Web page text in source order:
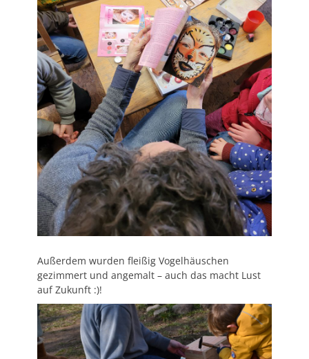
Außerdem wurden fleißig Vogelhäuschen
gezimmert und angemalt – auch das macht Lust
auf Zukunft :)!